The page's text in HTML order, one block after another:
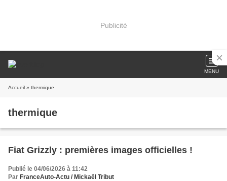
Publicité
MENU
Accueil » thermique
thermique
Fiat Grizzly : premières images officielles !
Publié le 04/06/2026 à 11:42
Par FranceAuto-Actu / Mickaël Tribut